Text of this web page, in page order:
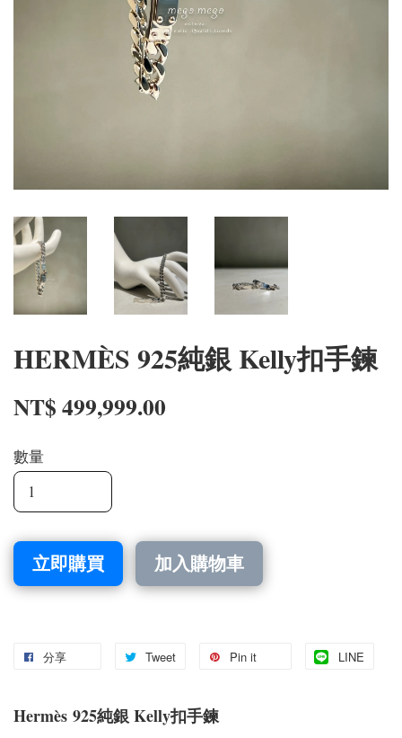
HERMÈS 925純銀 Kelly扣手鍊
NT$ 499,999.00
數量
立即購買 加入購物車
分享 Tweet Pin it LINE
Hermès 925純銀 Kelly扣手鍊